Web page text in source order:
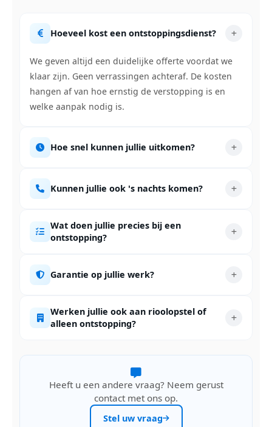
Hoeveel kost een ontstoppingsdienst?
We geven altijd een duidelijke offerte voordat we
klaar zijn. Geen verrassingen achteraf. De kosten
hangen af van hoe ernstig de verstopping is en
welke aanpak nodig is.
Hoe snel kunnen jullie uitkomen?
Kunnen jullie ook 's nachts komen?
Wat doen jullie precies bij een
ontstopping?
Garantie op jullie werk?
Werken jullie ook aan rioolopstel of
alleen ontstopping?
Heeft u een andere vraag? Neem gerust
contact met ons op.
Stel uw vraag